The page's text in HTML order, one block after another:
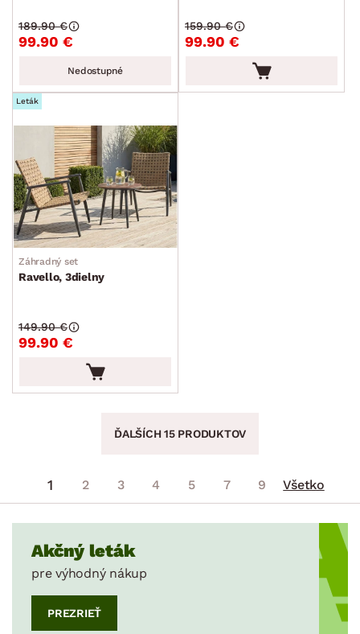
99.90 €
189.90 €
Nedostupné
99.90 €
159.90 €
Leták
Záhradný set
Ravello, 3dielny
99.90 €
149.90 €
ĎALŠÍCH 15 PRODUKTOV
1 2 3 4 5 7 9 Všetko
Akčný leták
pre výhodný nákup
PREZRIEŤ